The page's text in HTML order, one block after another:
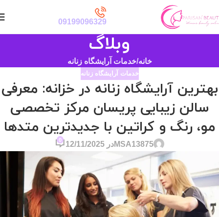
09199096329
وبلاگ
خانه خدمات آرایشگاه زنانه
خدمات آرایشگاه زنانه
بهترین آرایشگاه زنانه در خزانه: معرفی
سالن زیبایی پریسان مرکز تخصصی
مو، رنگ و کراتین با جدیدترین متدها
MSA13875در 12/11/2025
0